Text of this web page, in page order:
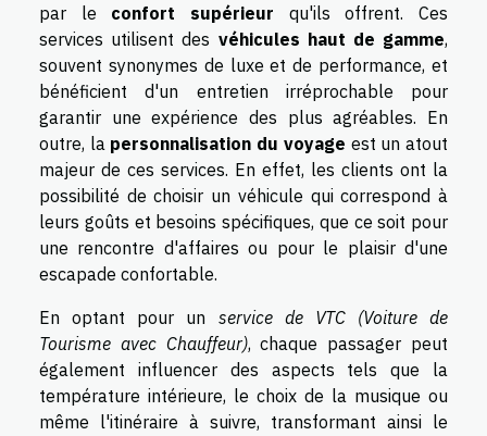
par le confort supérieur qu'ils offrent. Ces
services utilisent des véhicules haut de gamme,
souvent synonymes de luxe et de performance, et
bénéficient d'un entretien irréprochable pour
garantir une expérience des plus agréables. En
outre, la personnalisation du voyage est un atout
majeur de ces services. En effet, les clients ont la
possibilité de choisir un véhicule qui correspond à
leurs goûts et besoins spécifiques, que ce soit pour
une rencontre d'affaires ou pour le plaisir d'une
escapade confortable.
En optant pour un service de VTC (Voiture de
Tourisme avec Chauffeur), chaque passager peut
également influencer des aspects tels que la
température intérieure, le choix de la musique ou
même l'itinéraire à suivre, transformant ainsi le